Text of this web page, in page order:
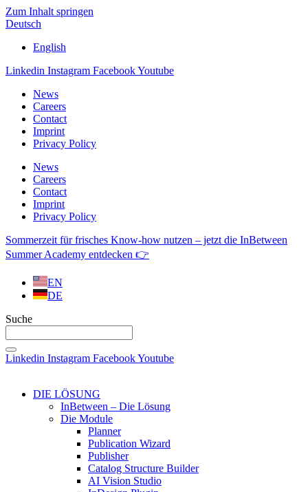
Zum Inhalt springen
Deutsch
English
Linkedin Instagram FacebookYoutube
News
Careers
Contact
Imprint
Privacy Policy
News
Careers
Contact
Imprint
Privacy Policy
Sommerzeit für frisches Know-how nutzen – jetzt die InBetween
Summer Academy entdecken 👉
EN
DE
Suche
Linkedin Instagram FacebookYoutube
DIE LÖSUNG
InBetween – Die Lösung
Die Module
Planner
Publication Wizard
Publisher
Catalog Structure Builder
AI Vision Studio